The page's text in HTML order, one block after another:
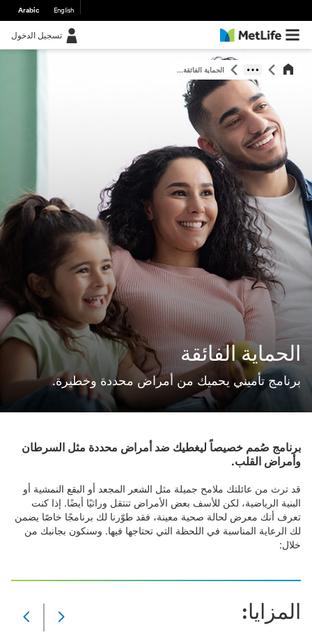
English
Arabic
تسجيل الدخول
الحماية الفائقة...
الحماية الفائقة​
برنامج تأميني يحميك من أمراض محددة وخطيرة.​
برنامج صُمم خصيصاً ليغطيك ضد أمراض محددة مثل السرطان
وأمراض القلب.​
قد ترث من عائلتك ملامح جميلة مثل الشعر المجعد أو البقع النمشية أو
البنية الرياضية، لكن للأسف بعض الأمراض تنتقل وراثيًا أيضًا. إذا كنت
تعرف أنك معرض لحالة صحية معينة، فقد طوّرنا لك برنامجًا خاصًا يضمن
لك الرعاية المناسبة في اللحظة التي تحتاجها فيها. وسنكون بجانبك من
خلال:
المزايا:
Slide